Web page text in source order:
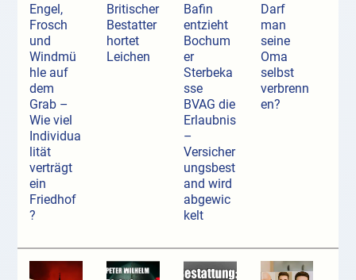
Engel,
Frosch
und
Windmü
hle auf
dem
Grab –
Wie viel
Individua
lität
verträgt
ein
Friedhof
?
Britischer
Bestatter
hortet
Leichen
Bafin
entzieht
Bochum
er
Sterbeka
sse
BVAG die
Erlaubnis
–
Versicher
ungsbest
and wird
abgewic
kelt
Darf
man
seine
Oma
selbst
verbrenn
en?